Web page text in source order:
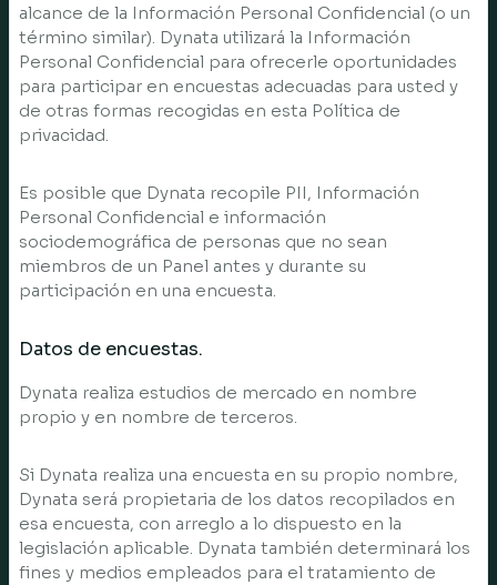
alcance de la Información Personal Confidencial (o un
término similar). Dynata utilizará la Información
Personal Confidencial para ofrecerle oportunidades
para participar en encuestas adecuadas para usted y
de otras formas recogidas en esta Política de
privacidad.
Es posible que Dynata recopile PII, Información
Personal Confidencial e información
sociodemográfica de personas que no sean
miembros de un Panel antes y durante su
participación en una encuesta.
Datos de encuestas.
Dynata realiza estudios de mercado en nombre
propio y en nombre de terceros.
Si Dynata realiza una encuesta en su propio nombre,
Dynata será propietaria de los datos recopilados en
esa encuesta, con arreglo a lo dispuesto en la
legislación aplicable. Dynata también determinará los
fines y medios empleados para el tratamiento de